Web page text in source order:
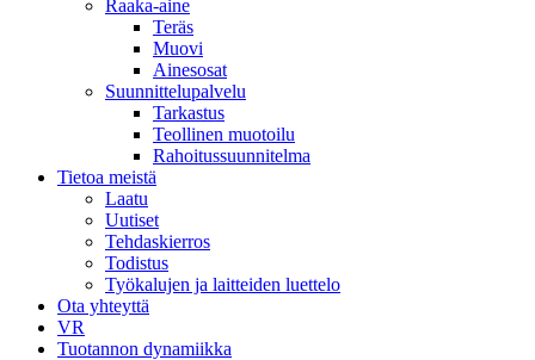
Raaka-aine
Teräs
Muovi
Ainesosat
Suunnittelupalvelu
Tarkastus
Teollinen muotoilu
Rahoitussuunnitelma
Tietoa meistä
Laatu
Uutiset
Tehdaskierros
Todistus
Työkalujen ja laitteiden luettelo
Ota yhteyttä
VR
Tuotannon dynamiikka